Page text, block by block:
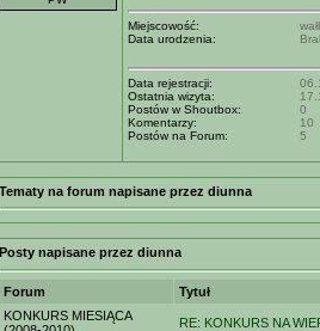
Miejscowość:
Data urodzenia:
Data rejestracji:
Ostatnia wizyta:
Postów w Shoutbox:
0
Komentarzy:
10
Postów na Forum:
5
Tematy na forum napisane przez diunna
Posty napisane przez diunna
Forum
Tytuł
KONKURS MIESIĄCA
RE: KONKURS NA